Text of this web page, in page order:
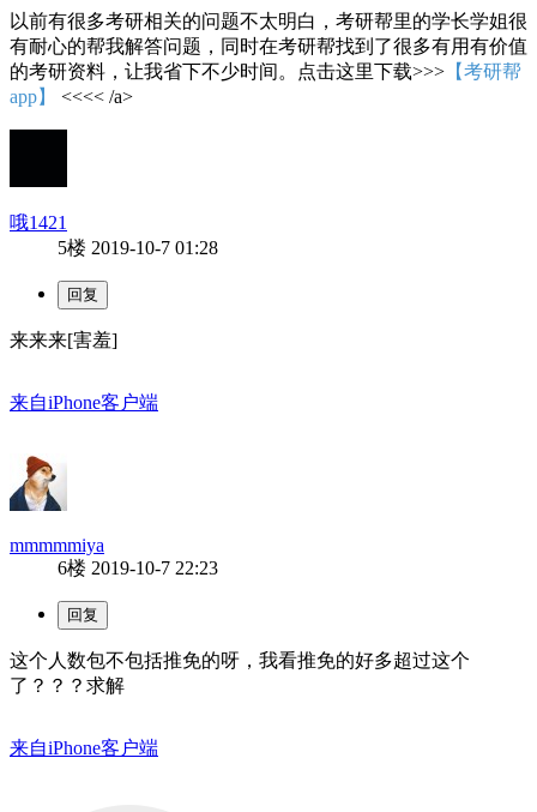
以前有很多考研相关的问题不太明白，考研帮里的学长学姐很
有耐心的帮我解答问题，同时在考研帮找到了很多有用有价值
的考研资料，让我省下不少时间。点击这里下载>>> 【考研帮
app】
<<<< /a>
哦1421
5楼 2019-10-7 01:28
来来来[害羞]
来自iPhone客户端
mmmmmiya
6楼 2019-10-7 22:23
这个人数包不包括推免的呀，我看推免的好多超过这个
了？？？求解
来自iPhone客户端